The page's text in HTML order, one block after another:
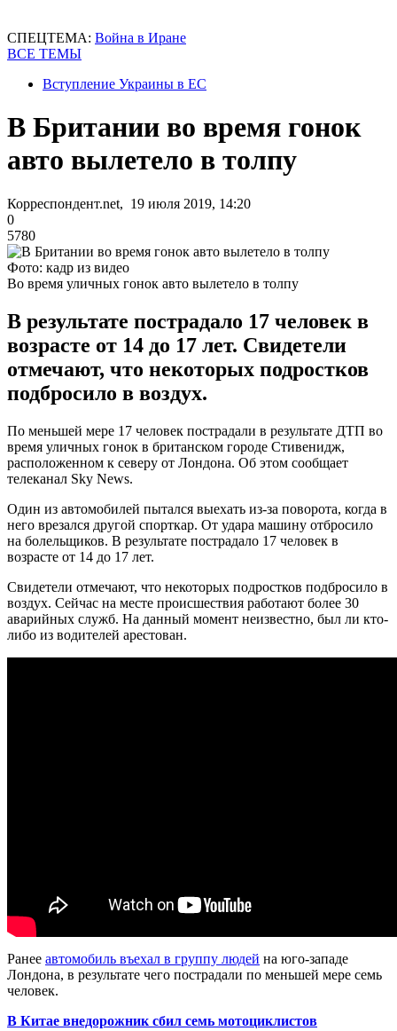
СПЕЦТЕМА: Война в Иране
ВСЕ ТЕМЫ
Вступление Украины в ЕС
В Британии во время гонок
авто вылетело в толпу
Корреспондент.net, 19 июля 2019, 14:20
0
5780
Фото: кадр из видео
Во время уличных гонок авто вылетело в толпу
В результате пострадало 17 человек в
возрасте от 14 до 17 лет. Свидетели
отмечают, что некоторых подростков
подбросило в воздух.
По меньшей мере 17 человек пострадали в результате ДТП во
время уличных гонок в британском городе Стивенидж,
расположенном к северу от Лондона. Об этом сообщает
телеканал Sky News.
Один из автомобилей пытался выехать из-за поворота, когда в
него врезался другой спорткар. От удара машину отбросило
на болельщиков. В результате пострадало 17 человек в
возрасте от 14 до 17 лет.
Свидетели отмечают, что некоторых подростков подбросило в
воздух. Сейчас на месте происшествия работают более 30
аварийных служб. На данный момент неизвестно, был ли кто-
либо из водителей арестован.
Ранее автомобиль въехал в группу людей на юго-западе
Лондона, в результате чего пострадали по меньшей мере семь
человек.
В Китае внедорожник сбил семь мотоциклистов